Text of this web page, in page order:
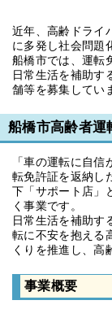
近年、高齢ドライ
に多発し社会問題
船橋市では、運転
日常生活を補助す
舗等を募集してい
船橋市高齢者運
「車の運転に自
転免許証を返納し
下「サポート店」
く事業です。
日常生活を補助す
転に不安を抱える
くりを推進し、高
事業概要